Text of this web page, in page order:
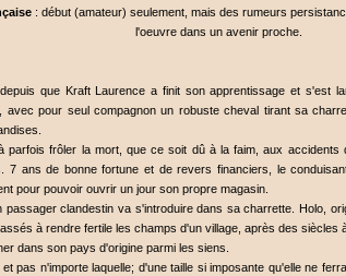
: début (amateur) seulement, mais des rumeurs
l'oeuvre dans un avenir proche.
que Kraft Laurence a finit son apprentissage et s'est
avec pour seul compagnon un robuste cheval tirant sa
parfois frôler la mort, que ce soit dû à la faim, aux accidents
7 ans de bonne fortune et de revers financiers, le
pour pouvoir ouvrir un jour son propre magasin.
passager clandestin va s'introduire dans sa charrette. Holo,
à rendre fertile les champs d'un village, après des siècles
dans son pays d'origine parmi les siens.
pas n'importe laquelle; d'une taille si imposante qu'elle ne